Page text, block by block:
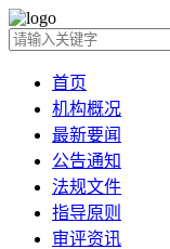
首页
机构概况
最新要闻
公告通知
法规文件
指导原则
审评资讯